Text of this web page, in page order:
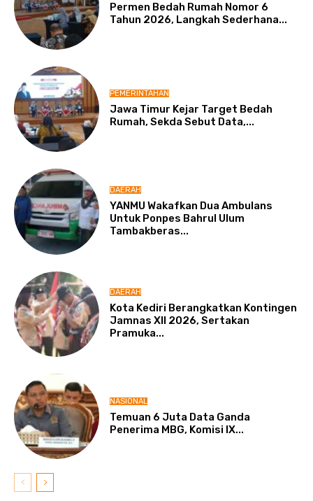
Permen Bedah Rumah Nomor 6
Tahun 2026, Langkah Sederhana...
PEMERINTAHAN
Jawa Timur Kejar Target Bedah
Rumah, Sekda Sebut Data,...
DAERAH
YANMU Wakafkan Dua Ambulans
Untuk Ponpes Bahrul Ulum
Tambakberas...
DAERAH
Kota Kediri Berangkatkan Kontingen
Jamnas XII 2026, Sertakan
Pramuka...
NASIONAL
Temuan 6 Juta Data Ganda
Penerima MBG, Komisi IX...